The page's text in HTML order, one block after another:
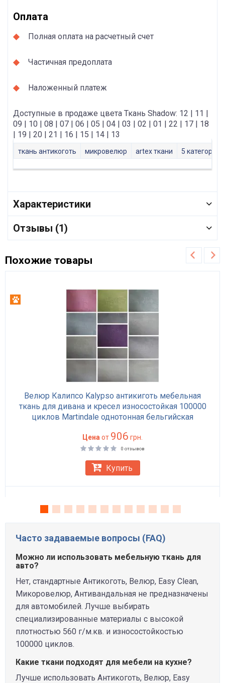
Оплата
Полная оплата на расчетный счет
Частичная предоплата
Наложенный платеж
Доступные в продаже цвета Ткань Shadow: 12 | 11 |
09 | 10 | 08 | 07 | 06 | 05 | 04 | 03 | 02 | 01 | 22 | 17 | 18
| 19 | 20 | 21 | 16 | 15 | 14 | 13
ткань антикоготь микровелюр artex ткани 5 категория
Характеристики
Отзывы (1)
Похожие товары
Велюр Калипсо Kalypso антикиготь мебельная
ткань для дивана и кресел износостойкая 100000
циклов Martindale однотонная бельгийская
Цена от 906 грн.
0 отзывов
Купить
Часто задаваемые вопросы (FAQ)
Можно ли использовать мебельную ткань для
авто?
Нет, стандартные Антикоготь, Велюр, Easy Clean,
Микоровелюр, Антивандальная не предназначены
для автомобилей. Лучше выбирать
специализированные материалы с высокой
плотностью 560 г/м.кв. и износостойкостью
100000 циклов.
Какие ткани подходят для мебели на кухне?
Лучше использовать Антикоготь, Велюр, Easy